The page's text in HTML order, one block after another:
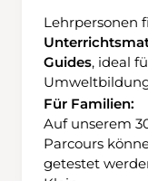
nach
Lehrpersonen
Guides, ideal
Für Familien:
Auf unserem
Parcours
getestet